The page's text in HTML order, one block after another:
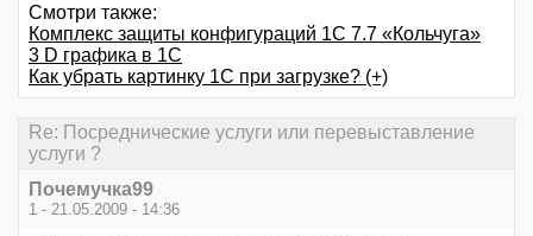
Смотри также:
Комплекс защиты конфигураций 1C 7.7 «Кольчуга»
3 D графика в 1С
Как убрать картинку 1С при загрузке? (+)
Re: Посреднические услуги или перевыставление
услуги ?
Почемучка99
1 - 21.05.2009 - 14:36